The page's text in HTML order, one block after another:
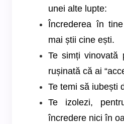
unei alte lupte:
Încrederea în
mai știi cine ești.
Te simți vinovată
rușinată că ai
Te temi să iubești
Te izolezi,
încredere nici în